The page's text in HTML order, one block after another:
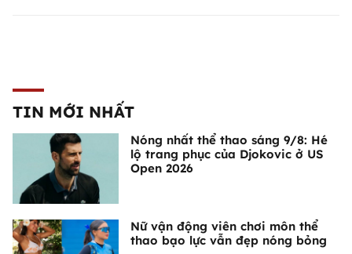
TIN MỚI NHẤT
Nóng nhất thể thao sáng 9/8: Hé
lộ trang phục của Djokovic ở US
Open 2026
Nữ vận động viên chơi môn thể
thao bạo lực vẫn đẹp nóng bỏng